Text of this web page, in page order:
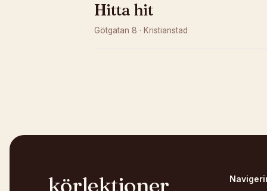
Hitta hit
Götgatan 8 · Kristianstad
körlektioner